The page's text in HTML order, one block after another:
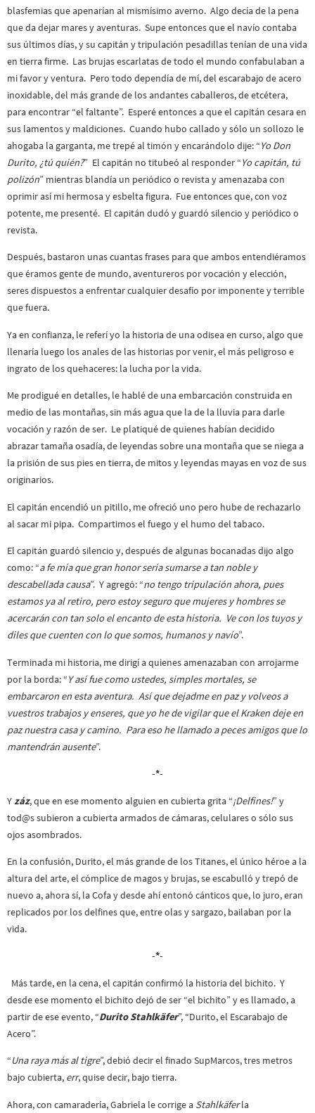
blasfemias que apenarían al mismísimo averno. Algo decía de la pena
que da dejar mares y aventuras. Supe entonces que el navío contaba
sus últimos días, y su capitán y tripulación pesadillas tenían de una vida
en tierra firme. Las brujas escarlatas de todo el mundo confabulaban a
mi favor y ventura. Pero todo dependía de mí, del escarabajo de acero
inoxidable, del más grande de los andantes caballeros, de etcétera,
para encontrar “el faltante”. Esperé entonces a que el capitán cesara en
sus lamentos y maldiciones. Cuando hubo callado y sólo un sollozo le
ahogaba la garganta, me trepé al timón y encarándolo dije: “Yo Don
Durito, ¿tú quién?” El capitán no titubeó al responder “Yo capitán, tú
polizón” mientras blandía un periódico o revista y amenazaba con
oprimir así mi hermosa y esbelta figura. Fue entonces que, con voz
potente, me presenté. El capitán dudó y guardó silencio y periódico o
revista.
Después, bastaron unas cuantas frases para que ambos entendiéramos
que éramos gente de mundo, aventureros por vocación y elección,
seres dispuestos a enfrentar cualquier desafío por imponente y terrible
que fuera.
Ya en confianza, le referí yo la historia de una odisea en curso, algo que
llenaría luego los anales de las historias por venir, el más peligroso e
ingrato de los quehaceres: la lucha por la vida.
Me prodigué en detalles, le hablé de una embarcación construida en
medio de las montañas, sin más agua que la de la lluvia para darle
vocación y razón de ser. Le platiqué de quienes habían decidido
abrazar tamaña osadía, de leyendas sobre una montaña que se niega a
la prisión de sus pies en tierra, de mitos y leyendas mayas en voz de sus
originarios.
El capitán encendió un pitillo, me ofreció uno pero hube de rechazarlo
al sacar mi pipa. Compartimos el fuego y el humo del tabaco.
El capitán guardó silencio y, después de algunas bocanadas dijo algo
como: “a fe mía que gran honor sería sumarse a tan noble y
descabellada causa”. Y agregó: “no tengo tripulación ahora, pues
estamos ya al retiro, pero estoy seguro que mujeres y hombres se
acercarán con tan solo el encanto de esta historia. Ve con los tuyos y
diles que cuenten con lo que somos, humanos y navío”.
Terminada mi historia, me dirigí a quienes amenazaban con arrojarme
por la borda: “Y así fue como ustedes, simples mortales, se
embarcaron en esta aventura. Así que dejadme en paz y volveos a
vuestros trabajos y enseres, que yo he de vigilar que el Kraken deje en
paz nuestra casa y camino. Para eso he llamado a peces amigos que lo
mantendrán ausente”.
-*-
Y záz, que en ese momento alguien en cubierta grita “¡Delfines!” y
tod@s subieron a cubierta armados de cámaras, celulares o sólo sus
ojos asombrados.
En la confusión, Durito, el más grande de los Titanes, el único héroe a la
altura del arte, el cómplice de magos y brujas, se escabulló y trepó de
nuevo a, ahora sí, la Cofa y desde ahí entonó cánticos que, lo juro, eran
replicados por los delfines que, entre olas y sargazo, bailaban por la
vida.
-*-
Más tarde, en la cena, el capitán confirmó la historia del bichito. Y
desde ese momento el bichito dejó de ser “el bichito” y es llamado, a
partir de ese evento, “Durito Stahlkäfer”, “Durito, el Escarabajo de
Acero”.
“Una raya más al tigre”, debió decir el finado SupMarcos, tres metros
bajo cubierta, err, quise decir, bajo tierra.
Ahora, con camaradería, Gabriela le corrige a Stahlkäferla